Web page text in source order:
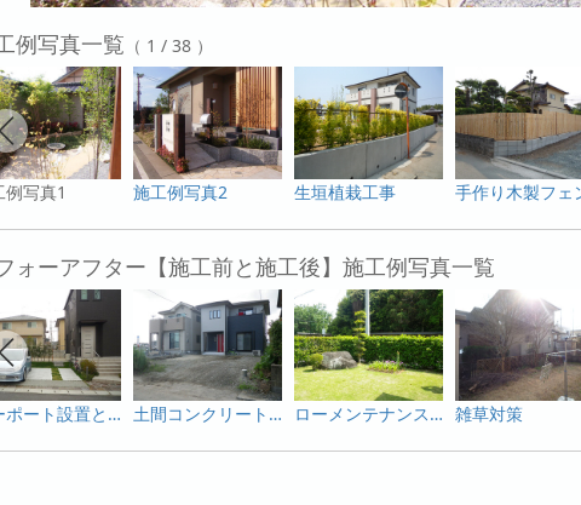
例写真一覧 （ 1 / 38 ）
例写真1 施工例写真2 生垣植栽工事
ォーアフター【施工前と施工後】施工例写真一覧
カーポート設置と雑草対策工事 土間コンクリート打設工事 ローメンテナンスの庭 雑草対策